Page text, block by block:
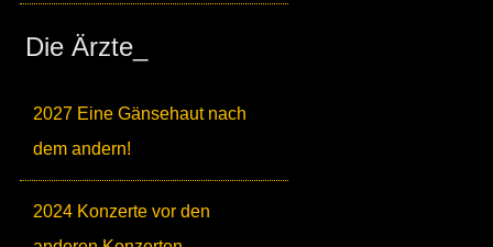
Die Ärzte_
2027 Eine Gänsehaut nach
dem andern!
2024 Konzerte vor den